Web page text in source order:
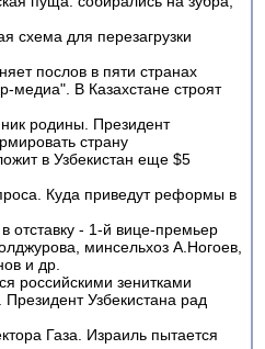
схема для перезагрузки
послов в пяти странах
медиа". В Казахстане строят
родины. Президент
страну
в Узбекистан еще $5
Куда приведут реформы в
отставку - 1-й вице-премьер
минсельхоз А.Ногоев,
и др.
российскими зенитками
Узбекистана рад
Газа. Израиль пытается